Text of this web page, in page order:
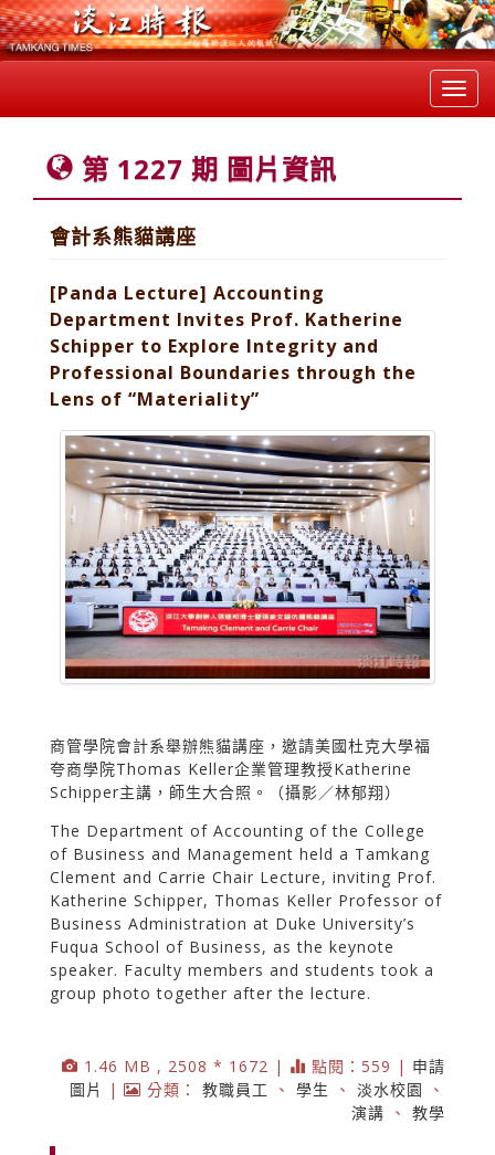
第 1227 期 圖片資訊
會計系熊貓講座
[Panda Lecture] Accounting
Department Invites Prof. Katherine
Schipper to Explore Integrity and
Professional Boundaries through the
Lens of “Materiality”
商管學院會計系舉辦熊貓講座，邀請美國杜克大學福
夸商學院Thomas Keller企業管理教授Katherine
Schipper主講，師生大合照。（攝影／林郁翔）
The Department of Accounting of the College
of Business and Management held a Tamkang
Clement and Carrie Chair Lecture, inviting Prof.
Katherine Schipper, Thomas Keller Professor of
Business Administration at Duke University’s
Fuqua School of Business, as the keynote
speaker. Faculty members and students took a
group photo together after the lecture.
1.46 MB , 2508 * 1672 | 點閱：559 | 申請
圖片
| 分類： 教職員工 、 學生 、 淡水校園
、
演講 、 教學